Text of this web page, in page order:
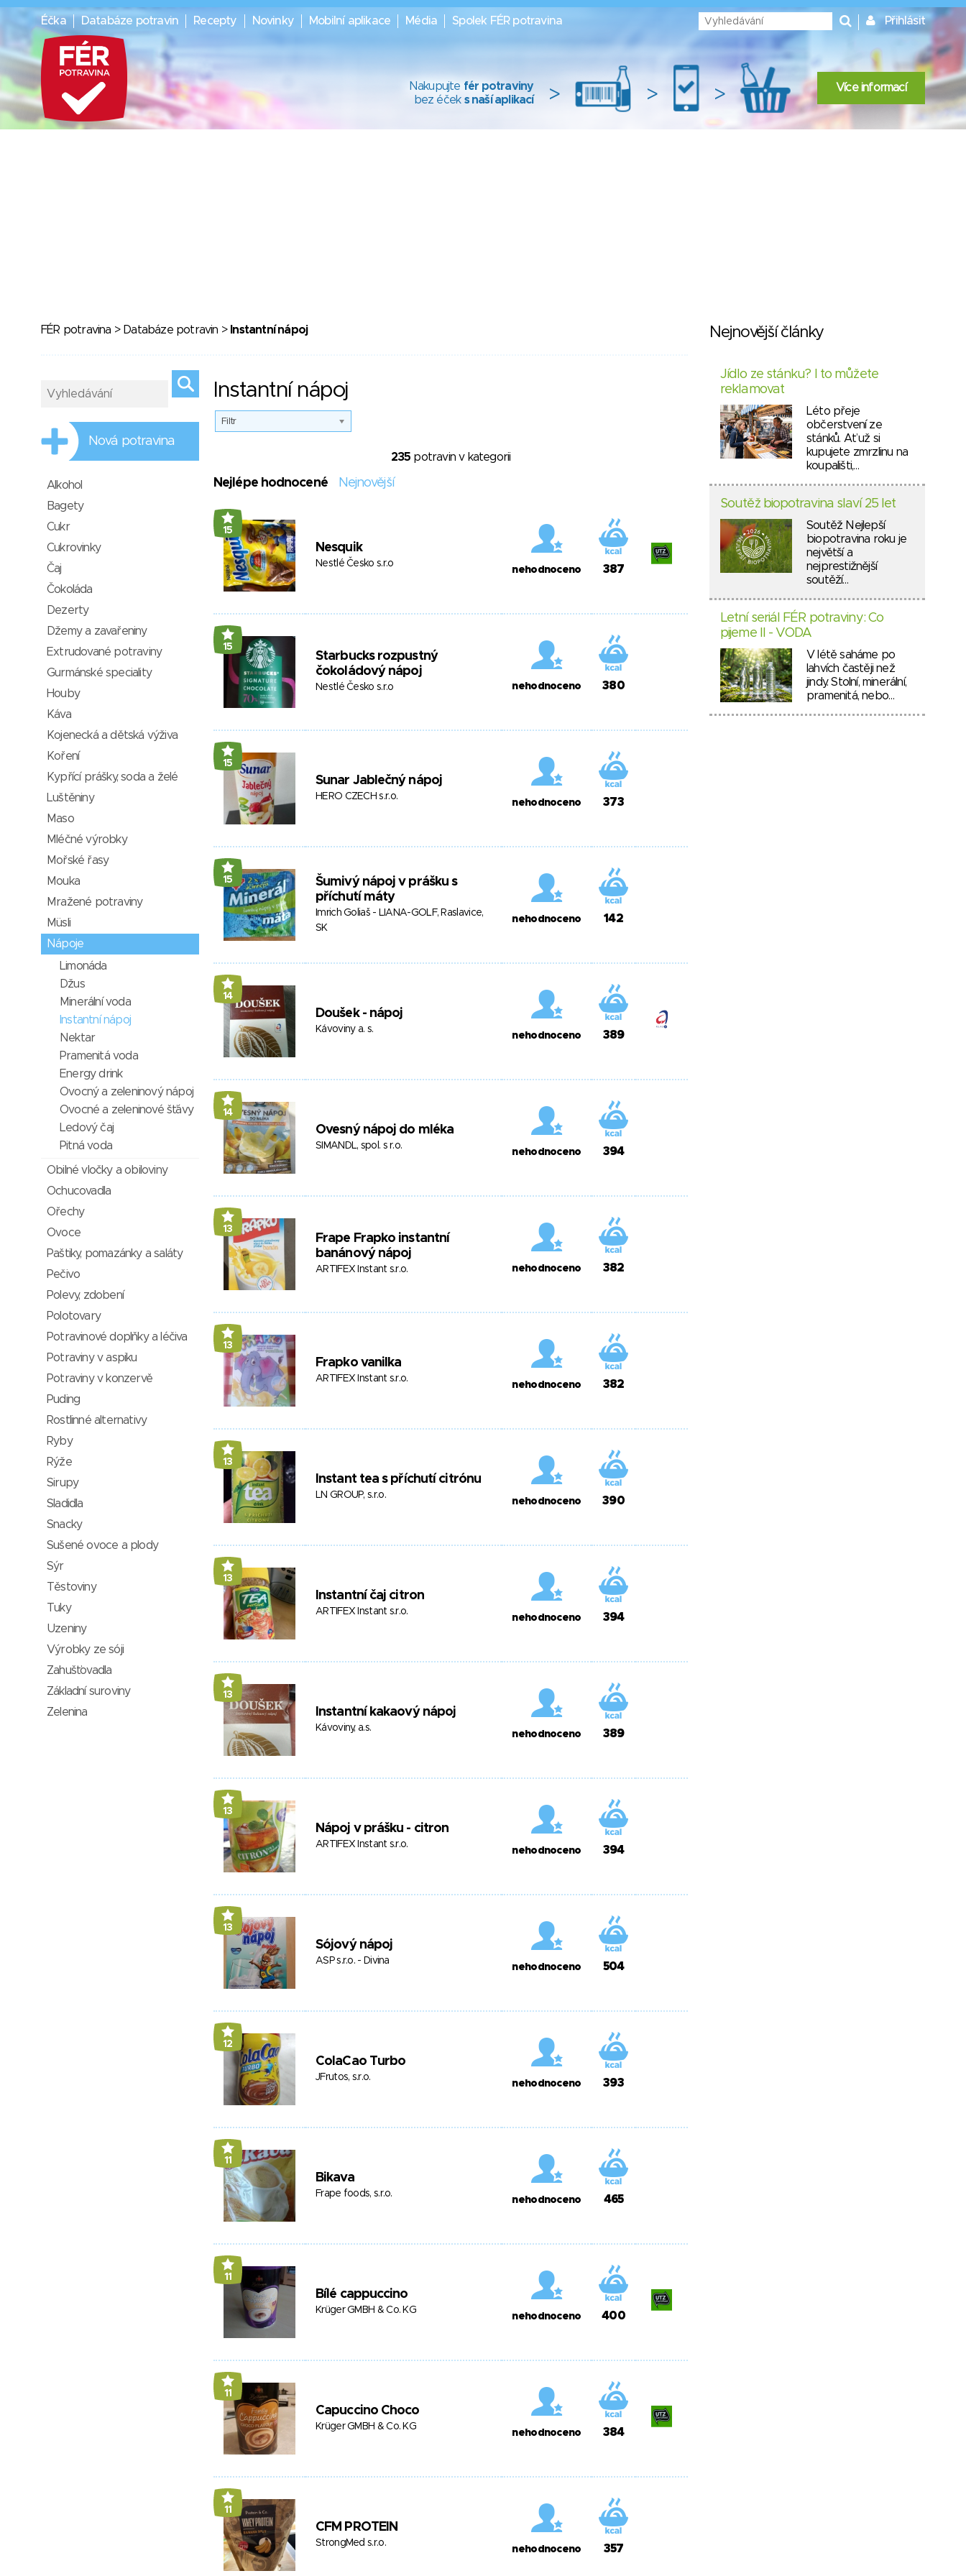
Éčka Databáze potravin Recepty Novinky Mobilní aplikace Média Spolek FÉR potravina Přihlásit
Nakupujte fér potraviny
bez éček s naší aplikací > > > Více informací
FÉR potravina > Databáze potravin > Instantní nápoj
Instantní nápoj
Filtr
235 potravin v kategorii
Nejlépe hodnocené Nejnovější
15
Nesquik
Nestlé Česko s.r.o
nehodnoceno 387
15
Starbucks rozpustný
čokoládový nápoj
Nestlé Česko s.r.o nehodnoceno 380
15
Sunar Jablečný nápoj
HERO CZECH s.r.o.
nehodnoceno 373
15
Šumivý nápoj v prášku s
příchutí máty
Imrich Goliaš - LIANA-GOLF, Raslavice,
SK
nehodnoceno 142
14
Doušek - nápoj
Kávoviny a. s.
nehodnoceno 389
14
Ovesný nápoj do mléka
SIMANDL, spol. s r.o.
nehodnoceno 394
13
Frape Frapko instantní
banánový nápoj
ARTIFEX Instant s.r.o. nehodnoceno 382
13
Frapko vanilka
ARTIFEX Instant s.r.o.
nehodnoceno 382
13
Instant tea s příchutí citrónu
LN GROUP, s.r.o.
nehodnoceno 390
13
Instantní čaj citron
ARTIFEX Instant s.r.o.
nehodnoceno 394
13
Instantní kakaový nápoj
Kávoviny, a.s.
nehodnoceno 389
13
Nápoj v prášku - citron
ARTIFEX Instant s.r.o.
nehodnoceno 394
13
Sójový nápoj
ASP s.r.o. - Divina
nehodnoceno 504
12
ColaCao Turbo
JFrutos, s.r.o.
nehodnoceno 393
11
Bikava
Frape foods, s.r.o.
nehodnoceno 465
11
Bílé cappuccino
Krüger GMBH & Co. KG
nehodnoceno 400
11
Capuccino Choco
Krüger GMBH & Co. KG
nehodnoceno 384
11
CFM PROTEIN
StrongMed s.r.o.
nehodnoceno 357
Nová potravina
Alkohol
Bagety
Cukr
Cukrovinky
Čaj
Čokoláda
Dezerty
Džemy a zavařeniny
Extrudované potraviny
Gurmánské speciality
Houby
Káva
Kojenecká a dětská výživa
Koření
Kypřící prášky, soda a želé
Luštěniny
Maso
Mléčné výrobky
Mořské řasy
Mouka
Mražené potraviny
Müsli
Nápoje
Limonáda
Džus
Minerální voda
Instantní nápoj
Nektar
Pramenitá voda
Energy drink
Ovocný a zeleninový nápoj
Ovocné a zeleninové šťávy
Ledový čaj
Pitná voda
Obilné vločky a obiloviny
Ochucovadla
Ořechy
Ovoce
Paštiky, pomazánky a saláty
Pečivo
Polevy, zdobení
Polotovary
Potravinové doplňky a léčiva
Potraviny v aspiku
Potraviny v konzervě
Puding
Rostlinné alternativy
Ryby
Rýže
Sirupy
Sladidla
Snacky
Sušené ovoce a plody
Sýr
Těstoviny
Tuky
Uzeniny
Výrobky ze sóji
Zahušťovadla
Základní suroviny
Zelenina
Nejnovější články
Jídlo ze stánku? I to můžete
reklamovat
Léto přeje
občerstvení ze
stánků. Ať už si
kupujete zmrzlinu na
koupališti,…
Soutěž biopotravina slaví 25 let
Soutěž Nejlepší
biopotravina roku je
největší a
nejprestižnější
soutěží…
Letní seriál FÉR potraviny: Co
pijeme II - VODA
V létě saháme po
lahvích častěji než
jindy. Stolní, minerální,
pramenitá, nebo…